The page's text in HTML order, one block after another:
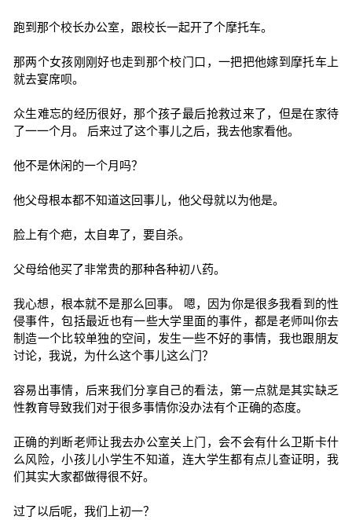
跑到那个校长办公室，跟校长一起开了个摩托车。
那两个女孩刚刚好也走到那个校门口，一把把他嫁到摩托车上
就去宴席呗。
众生难忘的经历很好，那个孩子最后抢救过来了，但是在家待
了一一个月。 后来过了这个事儿之后，我去他家看他。
他不是休闲的一个月吗？
他父母根本都不知道这回事儿，他父母就以为他是。
脸上有个疤，太自卑了，要自杀。
父母给他买了非常贵的那种各种初八药。
我心想，根本就不是那么回事。 嗯，因为你是很多我看到的性
侵事件，包括最近也有一些大学里面的事件，都是老师叫你去
制造一个比较单独的空间，发生一些不好的事情，我也跟朋友
讨论，我说，为什么这个事儿这么门？
容易出事情，后来我们分享自己的看法，第一点就是其实缺乏
性教育导致我们对于很多事情你没办法有个正确的态度。
正确的判断老师让我去办公室关上门，会不会有什么卫斯卡什
么风险，小孩儿小学生不知道，连大学生都有点儿查证明，我
们其实大家都做得很不好。
过了以后呢，我们上初一？